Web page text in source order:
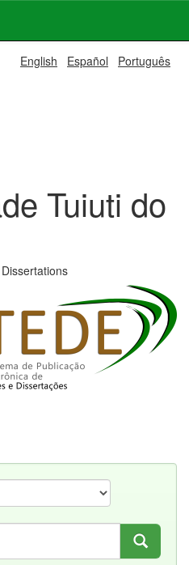
English Español Português
Tuiuti do